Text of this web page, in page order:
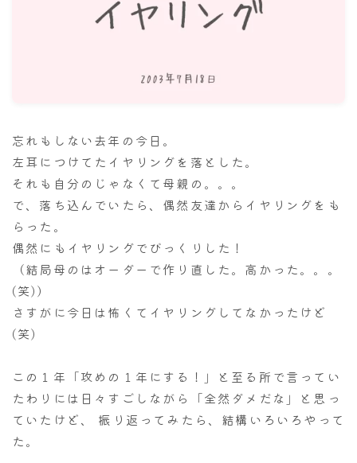
忘れもしない去年の今日。
左耳につけてたイヤリングを落とした。
それも自分のじゃなくて母親の。。。
で、落ち込んでいたら、偶然友達からイヤリングをも
らった。
偶然にもイヤリングでびっくりした！
（結局母のはオーダーで作り直した。高かった。。。
(笑)）
さすがに今日は怖くてイヤリングしてなかったけど
(笑)
この１年「攻めの１年にする！」と至る所で言ってい
たわりには日々すごしながら「全然ダメだな」と思っ
ていたけど、 振り返ってみたら、結構いろいろやって
た。